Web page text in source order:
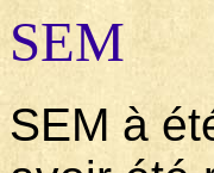
SEM
SEM à